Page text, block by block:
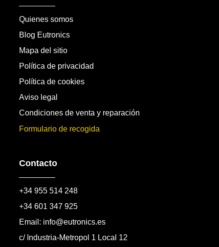
Quienes somos
Blog Eutronics
Mapa del sitio
Política de privacidad
Política de cookies
Aviso legal
Condiciones de venta y reparación
Formulario de recogida
Contacto
+34 955 514 248
+34 601 347 925
Email: info@eutronics.es
c/ Industria-Metropol 1 Local 12